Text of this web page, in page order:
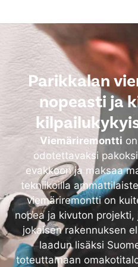
Parikkalan
nopeasti ja
Viemäriremontti
odotettavaksi
evakkoon ja maksaa
tekniikoilla
viemäriremontti on
nopea ja kivuton
jokaisen rakennuksen
laadun lisäksi
toteuttamaan